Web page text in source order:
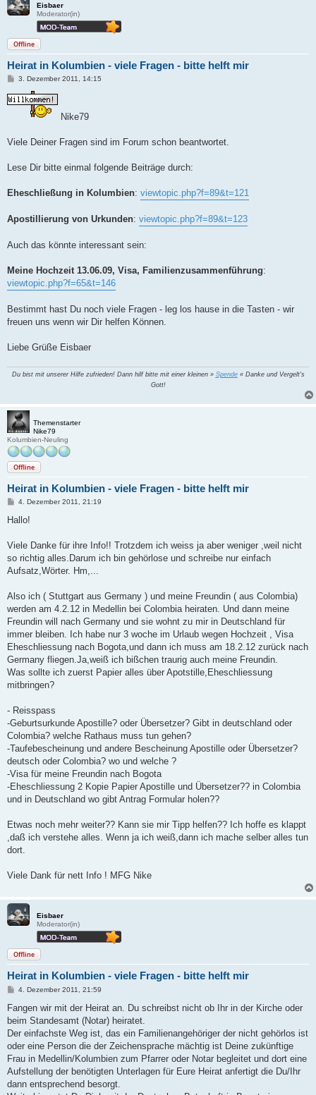
Eisbaer
Moderator(in)
Offline
Heirat in Kolumbien - viele Fragen - bitte helft mir
B
i
t
3. Dezember 2011, 14:15
Nike79
Viele Deiner Fragen sind im Forum schon beantwortet.
Lese Dir bitte einmal folgende Beiträge durch:
Eheschließung in Kolumbien: viewtopic.php?f=89&t=121
Apostillierung von Urkunden: viewtopic.php?f=89&t=123
Auch das könnte interessant sein:
Meine Hochzeit 13.06.09, Visa, Familienzusammenführung:
viewtopic.php?f=65&t=146
Bestimmt hast Du noch viele Fragen - leg los hause in die Tasten - wir
freuen uns wenn wir Dir helfen Können.
Liebe Grüße Eisbaer
Du bist mit unserer Hilfe zufrieden! Dann hilf bitte mit einer kleinen » Spende« Danke und Vergelt's
Gott!
Themenstarter
Nike79
Kolumbien-Neuling
Offline
Heirat in Kolumbien - viele Fragen - bitte helft mir
B
i
a
4. Dezember 2011, 21:19
Hallo!
Viele Danke für ihre Info!! Trotzdem ich weiss ja aber weniger ,weil nicht
so richtig alles.Darum ich bin gehörlose und schreibe nur einfach
Aufsatz,Wörter. Hm,...
Also ich ( Stuttgart aus Germany ) und meine Freundin ( aus Colombia)
werden am 4.2.12 in Medellin bei Colombia heiraten. Und dann meine
Freundin will nach Germany und sie wohnt zu mir in Deutschland für
immer bleiben. Ich habe nur 3 woche im Urlaub wegen Hochzeit , Visa
Eheschliessung nach Bogota,und dann ich muss am 18.2.12 zurück nach
Germany fliegen.Ja,weiß ich bißchen traurig auch meine Freundin.
Was sollte ich zuerst Papier alles über Apotstille,Eheschliessung
mitbringen?
- Reisspass
-Geburtsurkunde Apostille? oder Übersetzer? Gibt in deutschland oder
Colombia? welche Rathaus muss tun gehen?
-Taufebescheinung und andere Bescheinung Apostille oder Übersetzer?
deutsch oder Colombia? wo und welche ?
-Visa für meine Freundin nach Bogota
-Eheschliessung 2 Kopie Papier Apostille und Übersetzer?? in Colombia
und in Deutschland wo gibt Antrag Formular holen??
Etwas noch mehr weiter?? Kann sie mir Tipp helfen?? Ich hoffe es klappt
,daß ich verstehe alles. Wenn ja ich weiß,dann ich mache selber alles tun
dort.
Viele Dank für nett Info ! MFG Nike
Eisbaer
Moderator(in)
Offline
Heirat in Kolumbien - viele Fragen - bitte helft mir
B
i
r
a
4. Dezember 2011, 21:59
Fangen wir mit der Heirat an. Du schreibst nicht ob Ihr in der Kirche oder
beim Standesamt (Notar) heiratet.
Der einfachste Weg ist, das ein Familienangehöriger der nicht gehörlos ist
oder eine Person die der Zeichensprache mächtig ist Deine zukünftige
Frau in Medellin/Kolumbien zum Pfarrer oder Notar begleitet und dort eine
Aufstellung der benötigten Unterlagen für Eure Heirat anfertigt die Du/Ihr
dann entsprechend besorgt.